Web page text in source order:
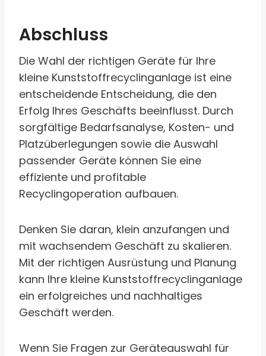
Abschluss
Die Wahl der richtigen Geräte für Ihre
kleine Kunststoffrecyclinganlage ist eine
entscheidende Entscheidung, die den
Erfolg Ihres Geschäfts beeinflusst. Durch
sorgfältige Bedarfsanalyse, Kosten- und
Platzüberlegungen sowie die Auswahl
passender Geräte können Sie eine
effiziente und profitable
Recyclingoperation aufbauen.
Denken Sie daran, klein anzufangen und
mit wachsendem Geschäft zu skalieren.
Mit der richtigen Ausrüstung und Planung
kann Ihre kleine Kunststoffrecyclinganlage
ein erfolgreiches und nachhaltiges
Geschäft werden.
Wenn Sie Fragen zur Geräteauswahl für